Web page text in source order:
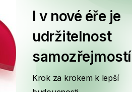
I v nové éře je
udržitelnost
samozřejmostí
Krok za krokem k lepší